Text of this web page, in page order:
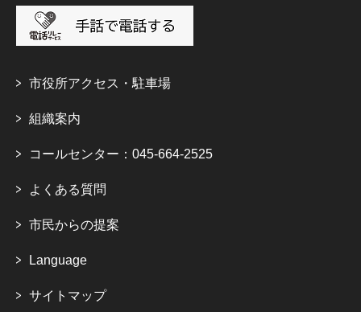
市役所アクセス・駐車場
組織案内
コールセンター：045-664-2525
よくある質問
市民からの提案
Language
サイトマップ